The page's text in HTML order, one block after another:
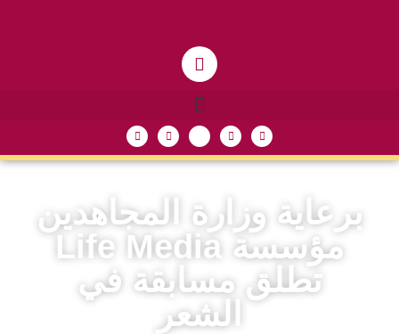
برعاية وزارة المجاهدين
مؤسسة Life Media
تطلق مسابقة في
الشعر